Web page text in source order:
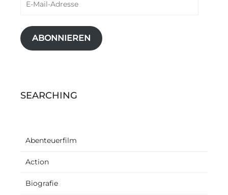
Mail-
ABONNIEREN
SEARCHING
Abenteuerfilm
Action
Biografie